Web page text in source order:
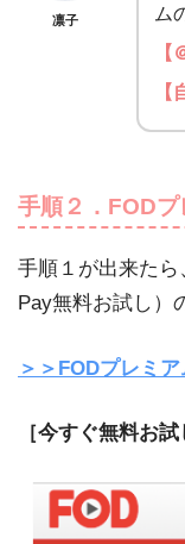
凛子
ム
手順２．FOD
手順１が出来たら
Pay無料お試し）
＞＞FODプレミ
［今すぐ無料お試